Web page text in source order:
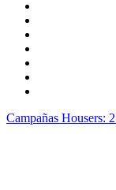
Campañas Housers: